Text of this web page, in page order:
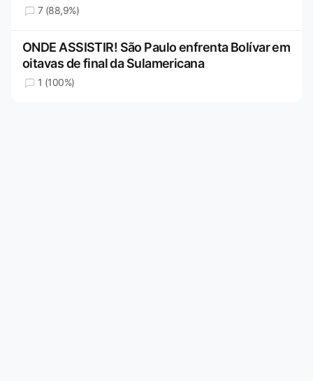
7 (88,9%)
ONDE ASSISTIR! São Paulo enfrenta Bolívar em
oitavas de final da Sulamericana
1 (100%)